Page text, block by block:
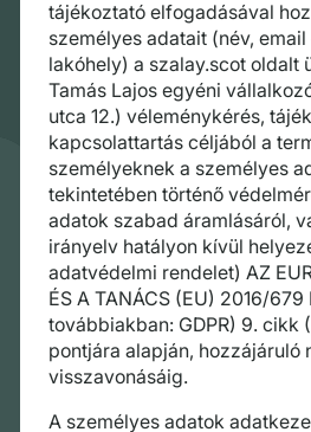
tájékoztató elfogadásával
személyes adatait (név,
lakóhely) a szalay.scot oldalt
Tamás Lajos egyéni
utca 12.) véleménykérés,
kapcsolattartás céljából a
személyeknek a személyes
tekintetében történő
adatok szabad áramlásáról,
irányelv hatályon kívül
adatvédelmi rendelet) AZ
ÉS A TANÁCS (EU) 2016/679
továbbiakban: GDPR) 9. cikk
pontjára alapján, hozzájáruló
visszavonásáig.
A személyes adatok